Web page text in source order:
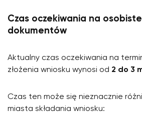
Czas oczekiwania na osobiste
dokumentów
Aktualny czas oczekiwania na
złożenia wniosku wynosi od 2 do 3
Czas ten może się nieznacznie
miasta składania wniosku: